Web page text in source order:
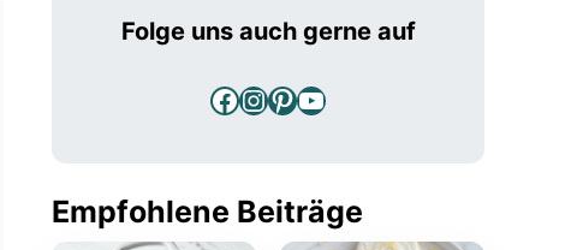
Folge uns auch gerne auf
Facebook
Instagram
Pinterest
YouTube
Empfohlene Beiträge